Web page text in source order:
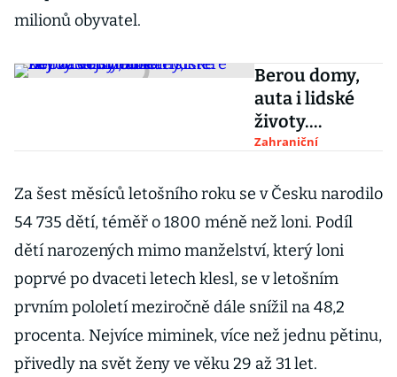
milionů obyvatel.
Berou domy,
auta i lidské
životy.
Prohlédněte si
hurikány,
které kdy
Zahraniční
Za šest měsíců letošního roku se v Česku narodilo
54 735 dětí, téměř o 1800 méně než loni. Podíl
dětí narozených mimo manželství, který loni
poprvé po dvaceti letech klesl, se v letošním
prvním pololetí meziročně dále snížil na 48,2
procenta. Nejvíce miminek, více než jednu pětinu,
přivedly na svět ženy ve věku 29 až 31 let.